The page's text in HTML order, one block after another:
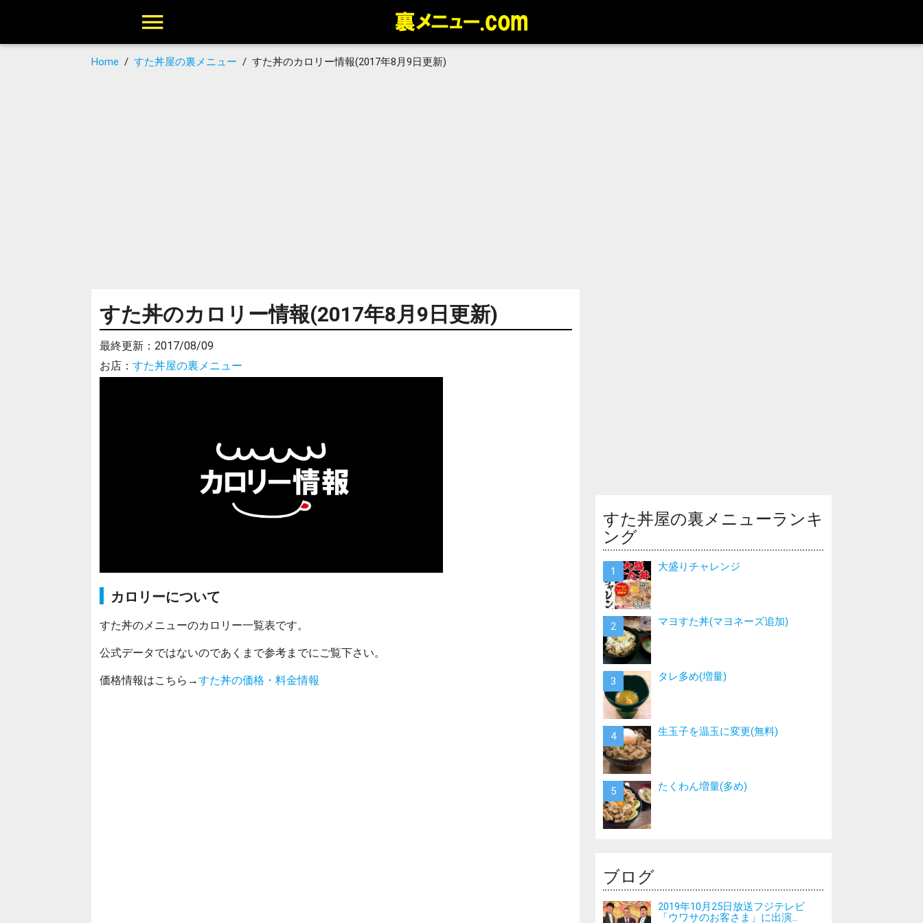
Home /すた丼屋の裏メニュー /すた丼のカロリー情報(2017年8月9日更新)
すた丼のカロリー情報(2017年8月9日更新)
最終更新： 2017/08/09
お店： すた丼屋の裏メニュー
カロリーについて
すた丼のメニューのカロリー一覧表です。
公式データではないのであくまで参考までにご覧下さい。
価格情報はこちら→すた丼の価格・料金情報
すた丼屋の裏メニューランキ
ング
大盛りチャレンジ
マヨすた丼(マヨネーズ追加)
タレ多め(増量)
生玉子を温玉に変更(無料)
たくわん増量(多め)
ブログ
2019年10月25日放送フジテレビ
「ウワサのお客さま」に出演...